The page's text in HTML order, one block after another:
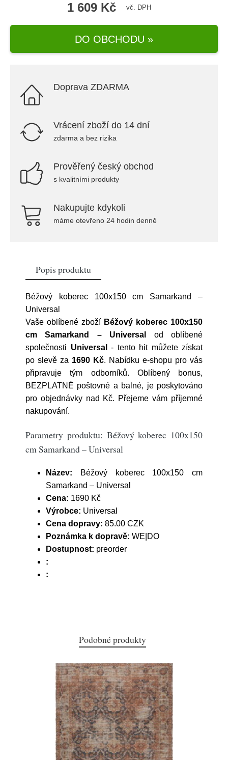
1 609 Kč vč. DPH
DO OBCHODU »
Doprava ZDARMA
Vrácení zboží do 14 dní
zdarma a bez rizika
Prověřený český obchod
s kvalitními produkty
Nakupujte kdykoli
máme otevřeno 24 hodin denně
Popis produktu
Béžový koberec 100x150 cm Samarkand –
Universal
Vaše oblíbené zboží Béžový koberec 100x150
cm Samarkand – Universal
od oblíbené
společnosti Universal
- tento hit můžete získat
po slevě za 1690 Kč. Nabídku e-shopu pro vás
připravuje tým odborníků. Oblíbený bonus,
BEZPLATNÉ poštovné a balné, je poskytováno
pro objednávky nad Kč. Přejeme vám příjemné
nakupování.
Parametry produktu: Béžový koberec 100x150
cm Samarkand – Universal
Název: Béžový koberec 100x150 cm
Samarkand – Universal
Cena: 1690 Kč
Výrobce: Universal
Cena dopravy: 85.00 CZK
Poznámka k dopravě: WE|DO
Dostupnost: preorder
:
:
Podobné produkty